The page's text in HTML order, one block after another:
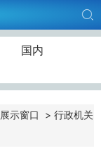
国内
展示窗口 > 行政机关